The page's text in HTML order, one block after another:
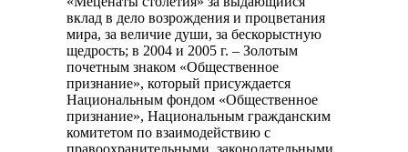
вклад в дело возрождения и процветания
мира, за величие души, за бескорыстную
щедрость; в 2004 и 2005 г. – Золотым
почетным знаком «Общественное
признание», который присуждается
Национальным фондом «Общественное
признание», Национальным гражданским
комитетом по взаимодействию с